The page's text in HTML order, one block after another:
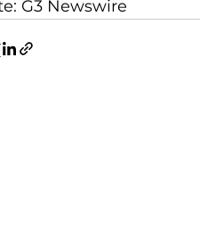
G3 Newswire